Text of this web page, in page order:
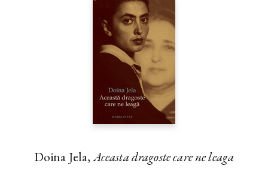
Doina Jela,Aceasta dragoste care ne leaga